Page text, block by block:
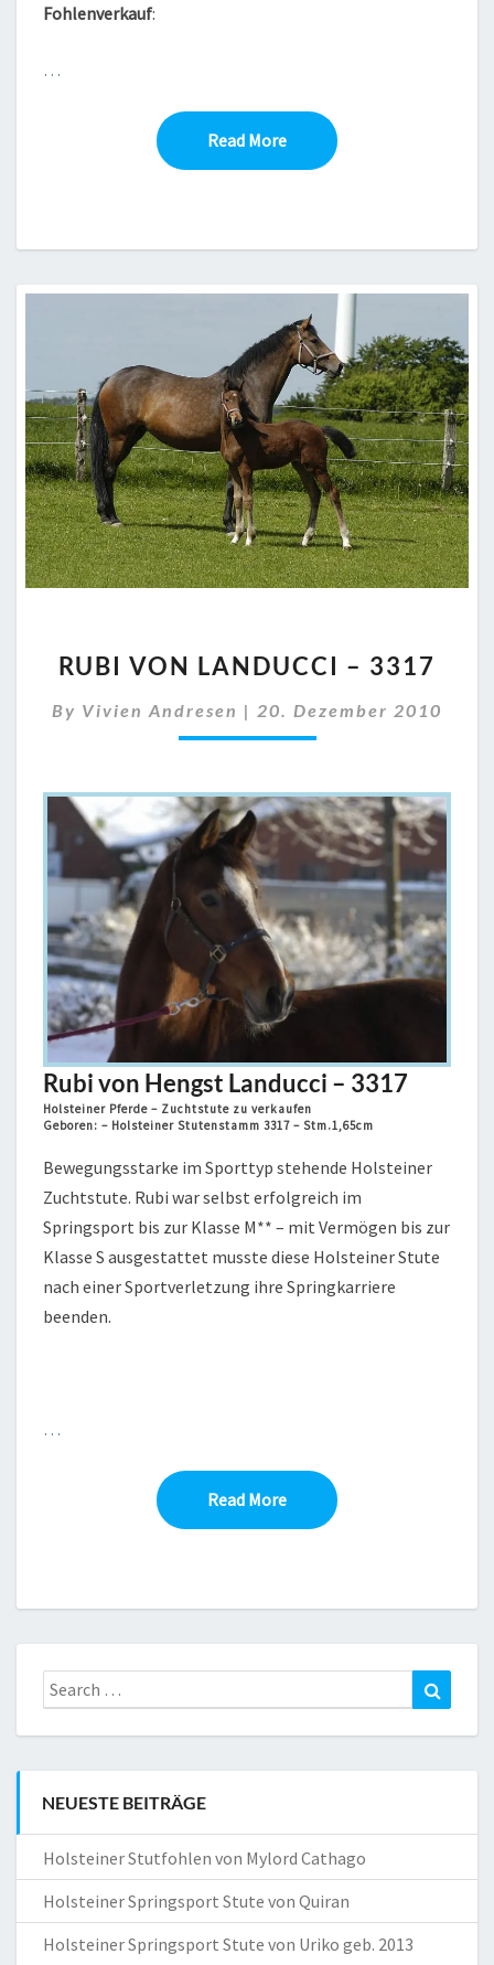
Fohlenverkauf:
…
Read MoreRead More
VON
–
3317
RUBI VON LANDUCCI – 3317
By Vivien Andresen | 20. Dezember 2010
Rubi von Hengst Landucci – 3317
Holsteiner Pferde – Zuchtstute zu verkaufen
Geboren: – Holsteiner Stutenstamm 3317 – Stm.1,65cm
Bewegungsstarke im Sporttyp stehende Holsteiner
Zuchtstute. Rubi war selbst erfolgreich im
Springsport bis zur Klasse M** – mit Vermögen bis zur
Klasse S ausgestattet musste diese Holsteiner Stute
nach einer Sportverletzung ihre Springkarriere
beenden.
…
Read MoreRead More
Search
for:
NEUESTE BEITRÄGE
Holsteiner Stutfohlen von Mylord Cathago
Holsteiner Springsport Stute von Quiran
Holsteiner Springsport Stute von Uriko geb. 2013